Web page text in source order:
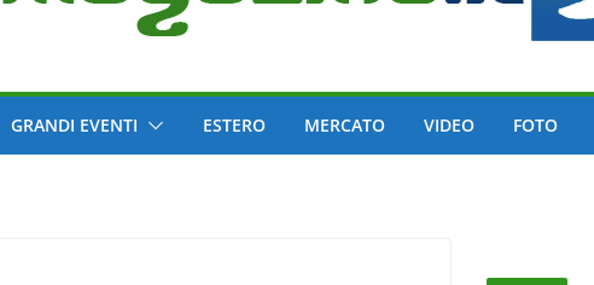
GRANDI EVENTI ESTERO MERCATO VIDEO FOTO